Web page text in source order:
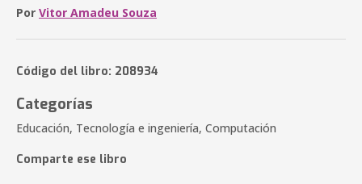
Por Vitor Amadeu Souza
Código del libro: 208934
Categorías
Educación, Tecnología e ingeniería, Computación
Comparte ese libro